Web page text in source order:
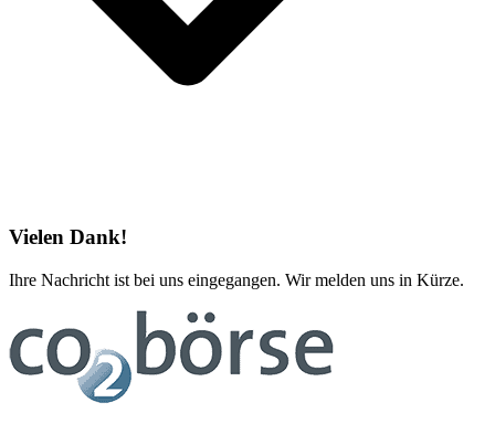
Vielen Dank!
Ihre Nachricht ist bei uns eingegangen. Wir melden uns in Kürze.